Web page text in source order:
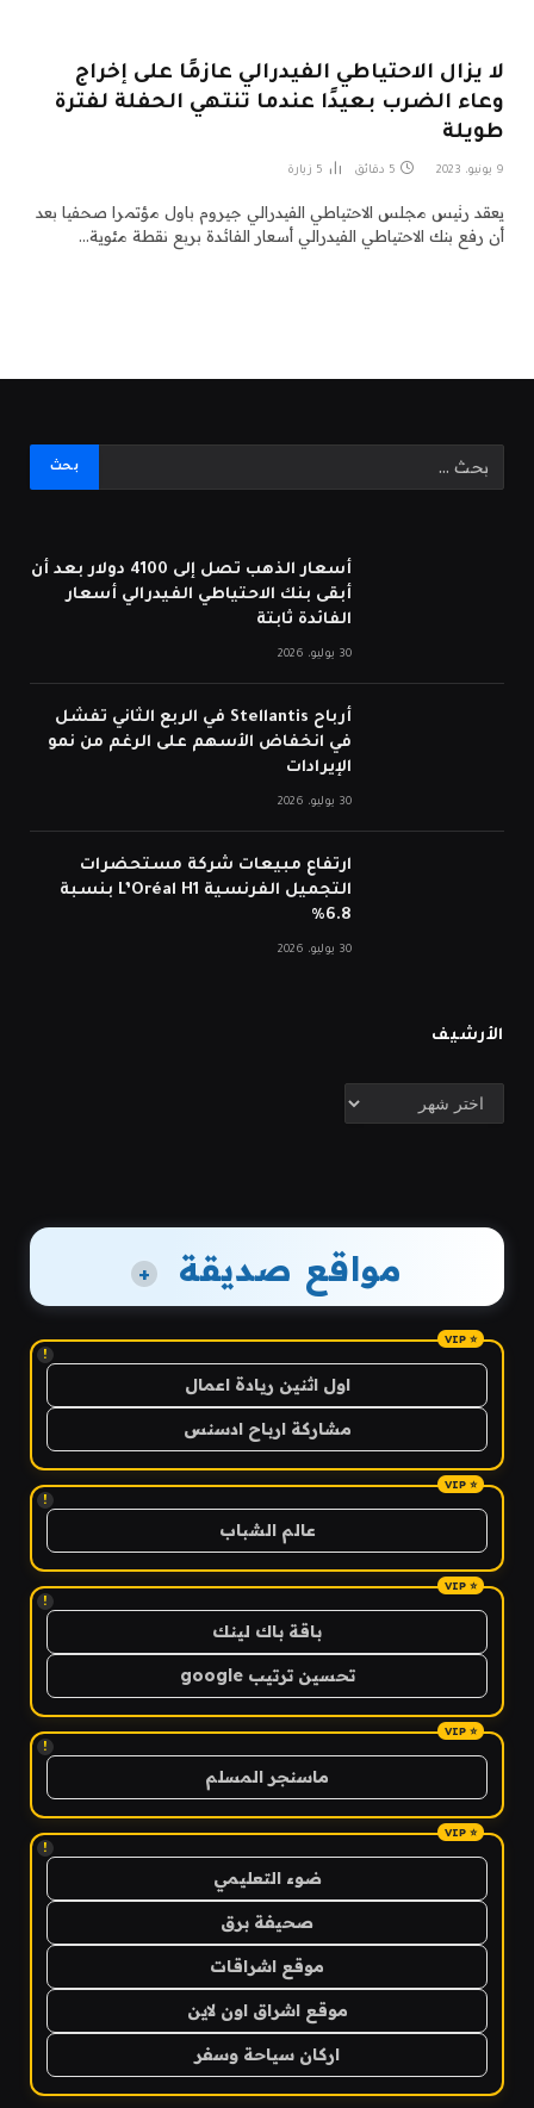
لا يزال الاحتياطي الفيدرالي عازمًا على إخراج
وعاء الضرب بعيدًا عندما تنتهي الحفلة لفترة
طويلة
9 يونيو، 2023 5 دقائق 5 زيارة
يعقد رئيس مجلس الاحتياطي الفيدرالي جيروم باول مؤتمرا صحفيا بعد
أن رفع بنك الاحتياطي الفيدرالي أسعار الفائدة بربع نقطة مئوية…
أسعار الذهب تصل إلى 4100 دولار بعد أن
أبقى بنك الاحتياطي الفيدرالي أسعار
الفائدة ثابتة
30 يوليو، 2026
أرباح Stellantis في الربع الثاني تفشل
في انخفاض الأسهم على الرغم من نمو
الإيرادات
30 يوليو، 2026
ارتفاع مبيعات شركة مستحضرات
التجميل الفرنسية L’Oréal H1 بنسبة
6.8%
30 يوليو، 2026
الأرشيف
الأرشيف
مواقع صديقة +
!
اول اثنين ريادة اعمال
مشاركة ارباح ادسنس
!
عالم الشباب
!
باقة باك لينك
تحسين ترتيب google
!
ماسنجر المسلم
!
ضوء التعليمي
صحيفة برق
موقع اشراقات
موقع اشراق اون لاين
اركان سياحة وسفر